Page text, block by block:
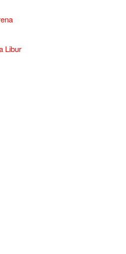
Libur